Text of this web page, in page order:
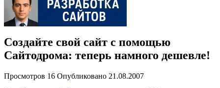
Создайте свой сайт с помощью
Сайтодрома: теперь намного дешевле!
Просмотров 16 Опубликовано 21.08.2007